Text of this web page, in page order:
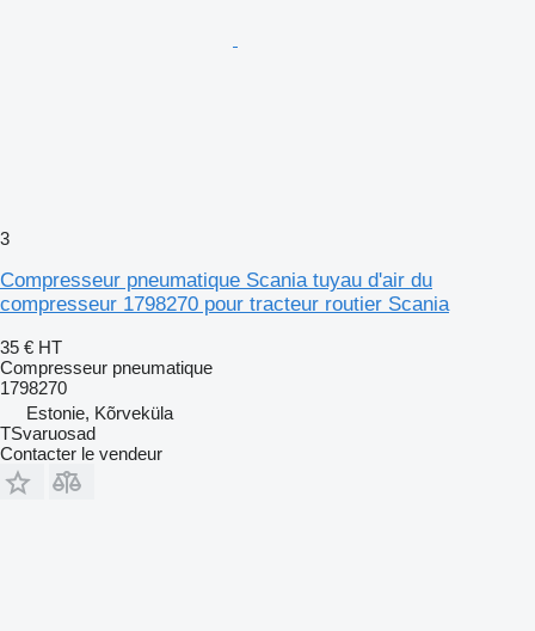
3
Compresseur pneumatique Scania tuyau d'air du
compresseur 1798270 pour tracteur routier Scania
35 € HT
Compresseur pneumatique
1798270
Estonie, Kõrveküla
TSvaruosad
Contacter le vendeur